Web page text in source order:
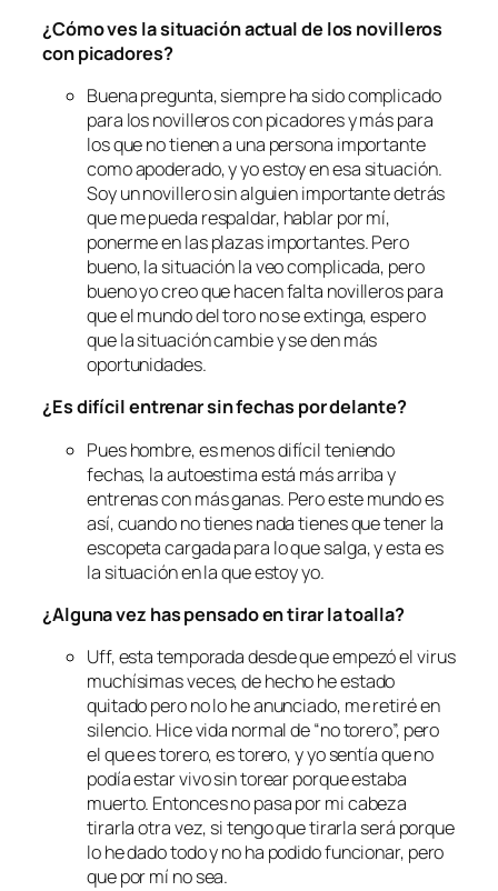
¿Cómo ves la situación actual de los novilleros
con picadores?
Buena pregunta, siempre ha sido complicado
para los novilleros con picadores y más para
los que no tienen a una persona importante
como apoderado, y yo estoy en esa situación.
Soy un novillero sin alguien importante detrás
que me pueda respaldar, hablar por mí,
ponerme en las plazas importantes. Pero
bueno, la situación la veo complicada, pero
bueno yo creo que hacen falta novilleros para
que el mundo del toro no se extinga, espero
que la situación cambie y se den más
oportunidades.
¿Es difícil entrenar sin fechas por delante?
Pues hombre, es menos difícil teniendo
fechas, la autoestima está más arriba y
entrenas con más ganas. Pero este mundo es
así, cuando no tienes nada tienes que tener la
escopeta cargada para lo que salga, y esta es
la situación en la que estoy yo.
¿Alguna vez has pensado en tirar la toalla?
Uff, esta temporada desde que empezó el virus
muchísimas veces, de hecho he estado
quitado pero no lo he anunciado, me retiré en
silencio. Hice vida normal de “no torero”, pero
el que es torero, es torero, y yo sentía que no
podía estar vivo sin torear porque estaba
muerto. Entonces no pasa por mi cabeza
tirarla otra vez, si tengo que tirarla será porque
lo he dado todo y no ha podido funcionar, pero
que por mí no sea.